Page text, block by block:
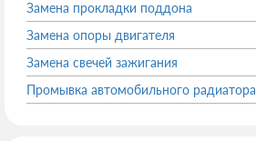
Замена прокладки поддона
Замена опоры двигателя
Замена свечей зажигания
Промывка автомобильного радиатора